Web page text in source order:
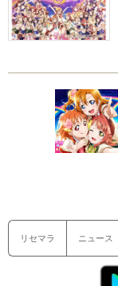
リセマラ ニュース